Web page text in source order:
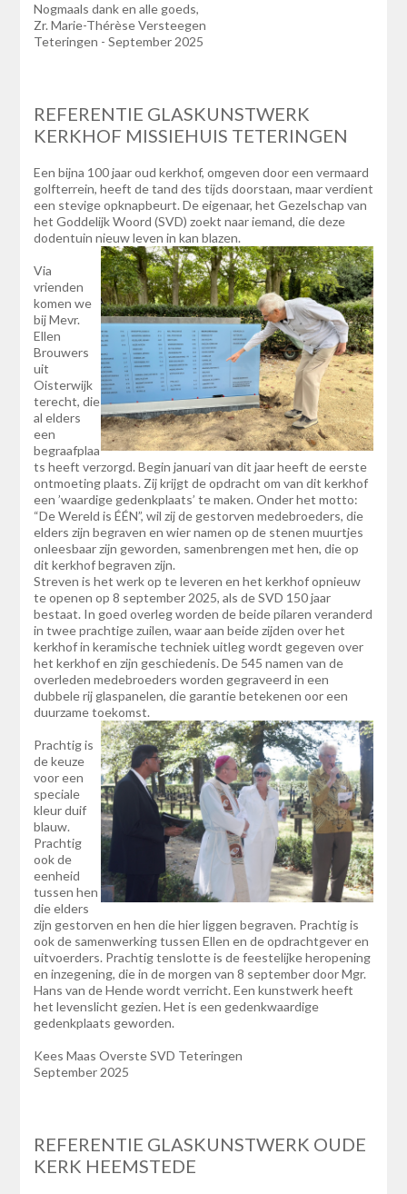
Nogmaals dank en alle goeds,
Zr. Marie-Thérèse Versteegen
Teteringen - September 2025
REFERENTIE GLASKUNSTWERK
KERKHOF MISSIEHUIS TETERINGEN
Een bijna 100 jaar oud kerkhof, omgeven door een vermaard
golfterrein, heeft de tand des tijds doorstaan, maar verdient
een stevige opknapbeurt. De eigenaar, het Gezelschap van
het Goddelijk Woord (SVD) zoekt naar iemand, die deze
dodentuin nieuw leven in kan blazen.
Via
vrienden
komen we
bij Mevr.
Ellen
Brouwers
uit
Oisterwijk
terecht, die
al elders
een
begraafplaa
ts heeft verzorgd. Begin januari van dit jaar heeft de eerste
ontmoeting plaats. Zij krijgt de opdracht om van dit kerkhof
een ’waardige gedenkplaats’ te maken. Onder het motto:
“De Wereld is ÉÉN”, wil zij de gestorven medebroeders, die
elders zijn begraven en wier namen op de stenen muurtjes
onleesbaar zijn geworden, samenbrengen met hen, die op
dit kerkhof begraven zijn.
Streven is het werk op te leveren en het kerkhof opnieuw
te openen op 8 september 2025, als de SVD 150 jaar
bestaat. In goed overleg worden de beide pilaren veranderd
in twee prachtige zuilen, waar aan beide zijden over het
kerkhof in keramische techniek uitleg wordt gegeven over
het kerkhof en zijn geschiedenis. De 545 namen van de
overleden medebroeders worden gegraveerd in een
dubbele rij glaspanelen, die garantie betekenen oor een
duurzame toekomst.
Prachtig is
de keuze
voor een
speciale
kleur duif
blauw.
Prachtig
ook de
eenheid
tussen hen
die elders
zijn gestorven en hen die hier liggen begraven. Prachtig is
ook de samenwerking tussen Ellen en de opdrachtgever en
uitvoerders. Prachtig tenslotte is de feestelijke heropening
en inzegening, die in de morgen van 8 september door Mgr.
Hans van de Hende wordt verricht. Een kunstwerk heeft
het levenslicht gezien. Het is een gedenkwaardige
gedenkplaats geworden.
Kees Maas Overste SVD Teteringen
September 2025
REFERENTIE GLASKUNSTWERK OUDE
KERK HEEMSTEDE